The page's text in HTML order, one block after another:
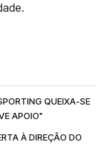
QUEIXA-SE
APOIO"
À DIREÇÃO DO